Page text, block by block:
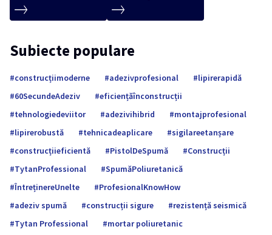
Subiecte populare
construcțiimoderne adezivprofesional
lipirerapidă
60SecundeAdeziv
eficiențăînconstrucții
tehnologiedeviitor
adezivihibrid
montajprofesional
lipirerobustă
tehnicadeaplicare
sigilareetanșare
construcțiieficientă
PistolDeSpumă
Construcții
TytanProfessional
SpumăPoliuretanică
ÎntreținereUnelte
ProfesionalKnowHow
adeziv spumă
construcții sigure
rezistență seismică
Tytan Professional
mortar poliuretanic